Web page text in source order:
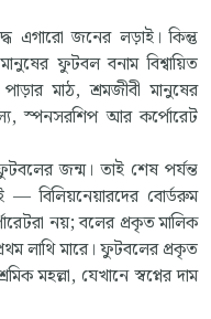
এগারো জনের লড়াই। কিন্তু
ফুটবল বনাম বিশ্বায়িত
মাঠ, শ্রমজীবী মানুষের
স্পনসরশিপ আর কর্পোরেট
জন্ম। তাই শেষ পর্যন্ত
— বিলিয়নেয়ারদের বোর্ডরুম
নয়; বলের প্রকৃত মালিক
লাথি মারে। ফুটবলের প্রকৃত
মহল্লা, যেখানে স্বপ্নের দাম